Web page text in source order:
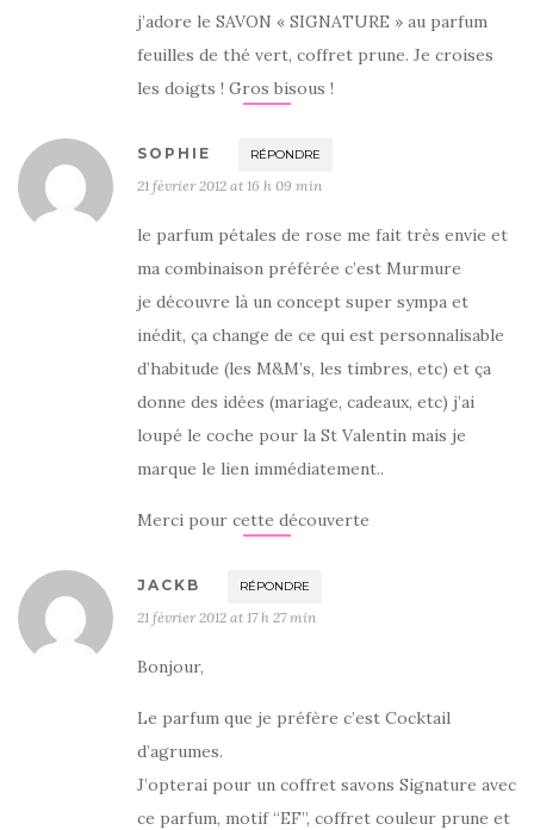
j’adore le SAVON « SIGNATURE » au parfum
feuilles de thé vert, coffret prune. Je croises
les doigts ! Gros bisous !
SOPHIE RÉPONDRE
21 février 2012 at 16 h 09 min
le parfum pétales de rose me fait très envie et
ma combinaison préférée c’est Murmure
je découvre là un concept super sympa et
inédit, ça change de ce qui est personnalisable
d’habitude (les M&M’s, les timbres, etc) et ça
donne des idées (mariage, cadeaux, etc) j’ai
loupé le coche pour la St Valentin mais je
marque le lien immédiatement..
Merci pour cette découverte
JACKB RÉPONDRE
21 février 2012 at 17 h 27 min
Bonjour,
Le parfum que je préfère c’est Cocktail
d’agrumes.
J’opterai pour un coffret savons Signature avec
ce parfum, motif “EF”, coffret couleur prune et